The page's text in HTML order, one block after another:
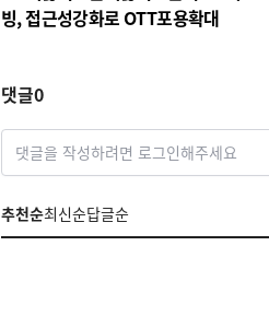
빙, 접근성강화로 OTT포용확대
댓글0
댓글을 작성하려면 로그인해주세요
추천순최신순답글순